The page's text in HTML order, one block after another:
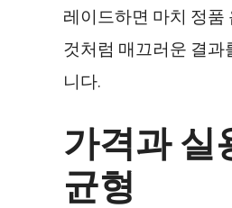
레이드하면 마치 정
것처럼 매끄러운 결과
니다.
가격과 실
균형